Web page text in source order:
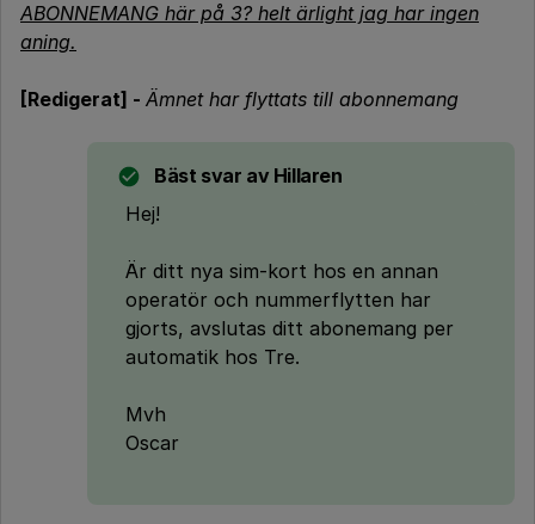
ABONNEMANG här på 3? helt ärlight jag har ingen
aning.
[Redigerat] - Ämnet har flyttats till abonnemang
Bäst svar av Hillaren
Hej!
Är ditt nya sim-kort hos en annan
operatör och nummerflytten har
gjorts, avslutas ditt abonemang per
automatik hos Tre.
Mvh
Oscar